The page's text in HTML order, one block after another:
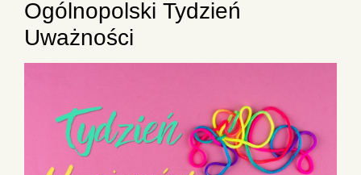
Ogólnopolski Tydzień
Uważności